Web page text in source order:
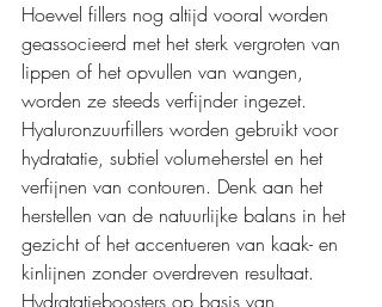
Hoewel fillers nog altijd vooral worden
geassocieerd met het sterk vergroten van
lippen of het opvullen van wangen,
worden ze steeds verfijnder ingezet.
Hyaluronzuurfillers worden gebruikt voor
hydratatie, subtiel volumeherstel en het
verfijnen van contouren. Denk aan het
herstellen van de natuurlijke balans in het
gezicht of het accentueren van kaak- en
kinlijnen zonder overdreven resultaat.
Hydratatieboosters op basis van